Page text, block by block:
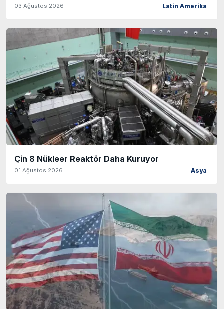
03 Ağustos 2026 Latin Amerika
Çin 8 Nükleer Reaktör Daha Kuruyor
01 Ağustos 2026 Asya